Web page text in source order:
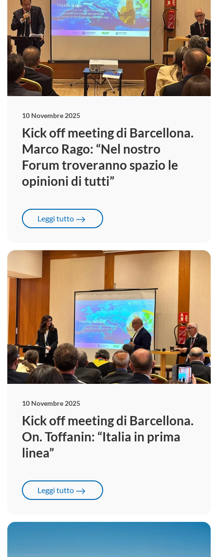
10 Novembre 2025
Kick off meeting di Barcellona.
Marco Rago: “Nel nostro
Forum troveranno spazio le
opinioni di tutti”
Leggi tutto
10 Novembre 2025
Kick off meeting di Barcellona.
On. Toffanin: “Italia in prima
linea”
Leggi tutto